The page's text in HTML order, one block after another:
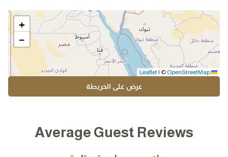
+
−
| © OpenStreetMap
عرض على الخريطة
Average Guest Reviews